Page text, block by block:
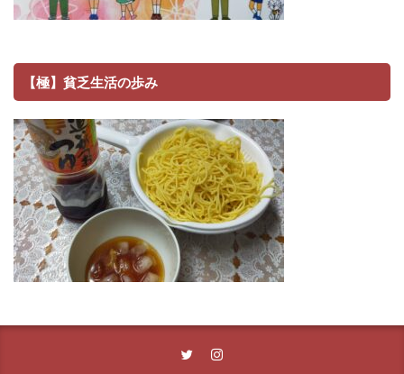
【極】貧乏生活の歩み